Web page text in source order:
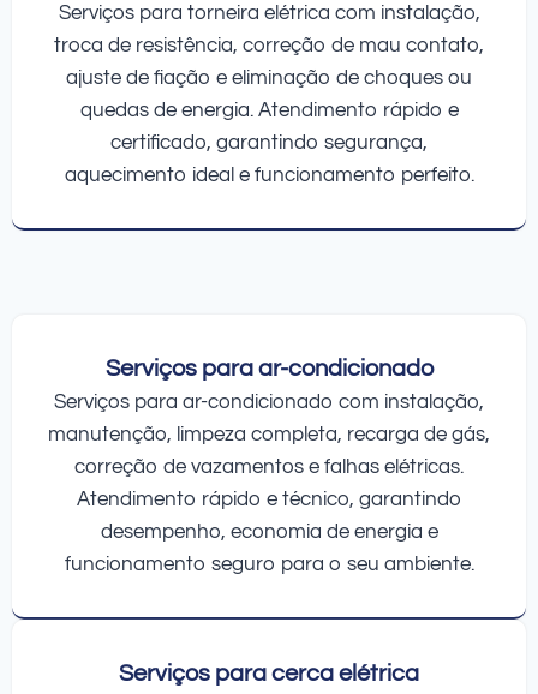
Serviços para torneira elétrica com instalação,
troca de resistência, correção de mau contato,
ajuste de fiação e eliminação de choques ou
quedas de energia. Atendimento rápido e
certificado, garantindo segurança,
aquecimento ideal e funcionamento perfeito.
Serviços para ar-condicionado
Serviços para ar-condicionado com instalação,
manutenção, limpeza completa, recarga de gás,
correção de vazamentos e falhas elétricas.
Atendimento rápido e técnico, garantindo
desempenho, economia de energia e
funcionamento seguro para o seu ambiente.
Serviços para cerca elétrica